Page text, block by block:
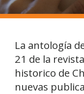
La antología
21 de la
historico de
nuevas